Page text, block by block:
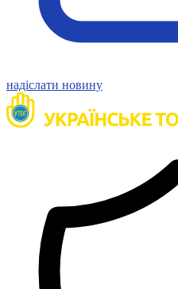
надіслати новину